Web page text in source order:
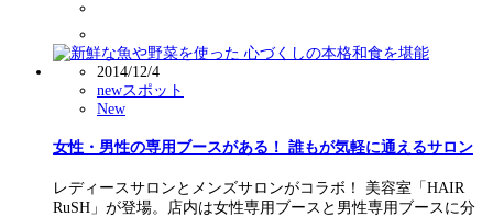
2014/12/4
newスポット
New
女性・男性の専用ブースがある！ 誰もが気軽に通えるサロン
レディースサロンとメンズサロンがコラボ！ 美容室「HAIR
RuSH」が登場。店内は女性専用ブースと男性専用ブースに分